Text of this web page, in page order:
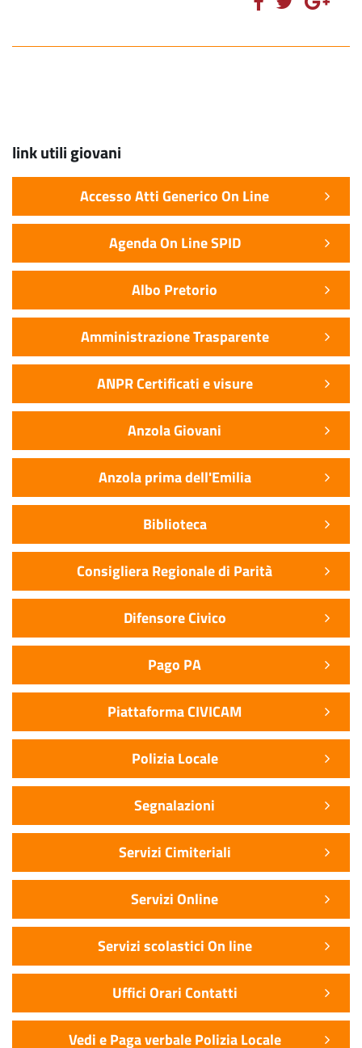
link utili giovani
Accesso Atti Generico On Line
Agenda On Line SPID
Albo Pretorio
Amministrazione Trasparente
ANPR Certificati e visure
Anzola Giovani
Anzola prima dell'Emilia
Biblioteca
Consigliera Regionale di Parità
Difensore Civico
Pago PA
Piattaforma CIVICAM
Polizia Locale
Segnalazioni
Servizi Cimiteriali
Servizi Online
Servizi scolastici On line
Uffici Orari Contatti
Vedi e Paga verbale Polizia Locale